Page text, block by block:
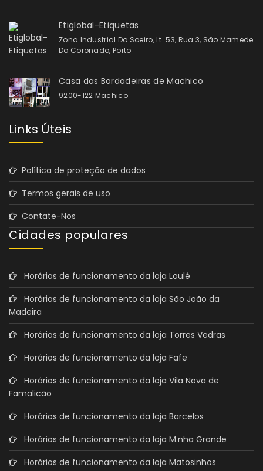
Etiglobal-Etiquetas
Zona Industrial Do Soeiro, Lt. 53, Rua 3, São Mamede
Do Coronado, Porto
Casa das Bordadeiras de Machico
9200-122 Machico
Links Úteis
Política de proteção de dados
Termos gerais de uso
Contate-Nos
Cidades populares
Horários de funcionamento da loja Loulé
Horários de funcionamento da loja São João da
Madeira
Horários de funcionamento da loja Torres Vedras
Horários de funcionamento da loja Fafe
Horários de funcionamento da loja Vila Nova de
Famalicão
Horários de funcionamento da loja Barcelos
Horários de funcionamento da loja M.nha Grande
Horários de funcionamento da loja Matosinhos